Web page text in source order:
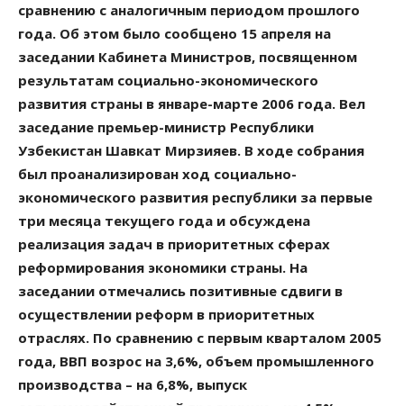
сравнению с аналогичным периодом прошлого
года. Об этом было сообщено 15 апреля на
заседании Кабинета Министров, посвященном
результатам социально-экономического
развития страны в январе-марте 2006 года. Вел
заседание премьер-министр Республики
Узбекистан Шавкат Мирзияев. В ходе собрания
был проанализирован ход социально-
экономического развития республики за первые
три месяца текущего года и обсуждена
реализация задач в приоритетных сферах
реформирования экономики страны. На
заседании отмечались позитивные сдвиги в
осуществлении реформ в приоритетных
отраслях. По сравнению с первым кварталом 2005
года, ВВП возрос на 3,6%, объем промышленного
производства – на 6,8%, выпуск